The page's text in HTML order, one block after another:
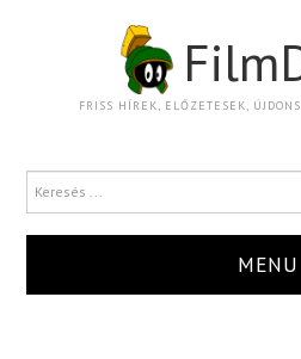
FRISS HÍREK, ELŐZETESEK,
MENU